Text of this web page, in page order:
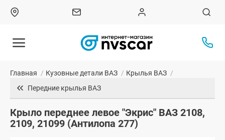
Главная / Кузовные детали ВАЗ / Крылья ВАЗ /
Передние крылья ВАЗ
Крыло переднее левое "Экрис" ВАЗ 2108,
2109, 21099 (Антилопа 277)